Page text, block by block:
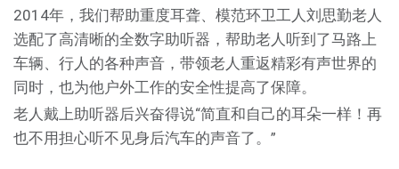
2014年，我们帮助重度耳聋、模范环卫工人刘思勤老人
选配了高清晰的全数字助听器，帮助老人听到了马路上
车辆、行人的各种声音，带领老人重返精彩有声世界的
同时，也为他户外工作的安全性提高了保障。
老人戴上助听器后兴奋得说“简直和自己的耳朵一样！再
也不用担心听不见身后汽车的声音了。”